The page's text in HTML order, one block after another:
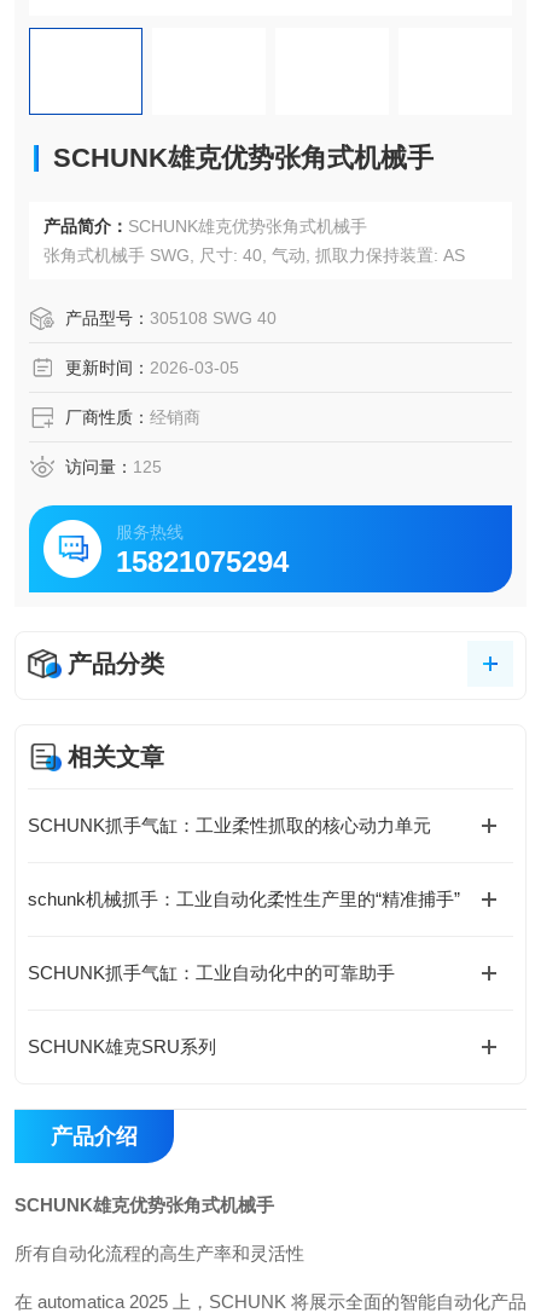
SCHUNK雄克优势张角式机械手
产品简介： SCHUNK雄克优势张角式机械手
张角式机械手 SWG, 尺寸: 40, 气动, 抓取力保持装置: AS
产品型号： 305108 SWG 40
更新时间： 2026-03-05
厂商性质： 经销商
访问量： 125
服务热线
15821075294
产品分类
相关文章
SCHUNK抓手气缸：工业柔性抓取的核心动力单元
schunk机械抓手：工业自动化柔性生产里的“精准捕手”
SCHUNK抓手气缸：工业自动化中的可靠助手
SCHUNK雄克SRU系列
产品介绍
SCHUNK雄克优势张角式机械手
所有自动化流程的高生产率和灵活性
在 automatica 2025 上，SCHUNK 将展示全面的智能自动化产品